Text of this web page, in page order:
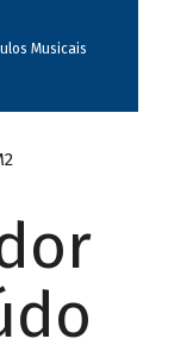
Musicais